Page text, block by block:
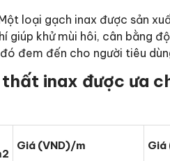
loại gạch inax được sản
khử mùi hôi, cân bằng
đem đến cho người tiêu
inax được ưa
Giá (VND)/m Giá